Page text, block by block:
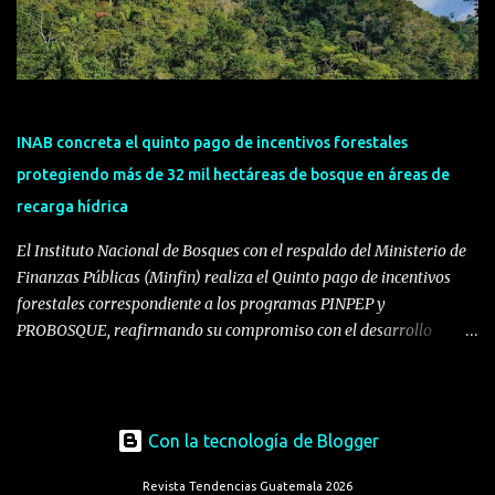
regiones más importantes para su negocio en Guatemala. Desde
este centro, la compañía fortalecerá la distribución de su portafolio
de alimentos y el servicio a clientes en gran parte del occidente del
país, una zona estratégica donde continúa fortaleciendo su
inauguración de este Centro de Distribución también refuerza una
visión integral de la cadena de valor de Pep...
INAB concreta el quinto pago de incentivos forestales
protegiendo más de 32 mil hectáreas de bosque en áreas de
recarga hídrica
El Instituto Nacional de Bosques con el respaldo del Ministerio de
Finanzas Públicas (Minfin) realiza el Quinto pago de incentivos
forestales correspondiente a los programas PINPEP y
PROBOSQUE, reafirmando su compromiso con el desarrollo
responsable de los bosques. PINPEP, creado mediante el Decreto
buscan además de conservar los ecosistemas forestales; generar
Con la tecnología de Blogger
Revista Tendencias Guatemala 2026